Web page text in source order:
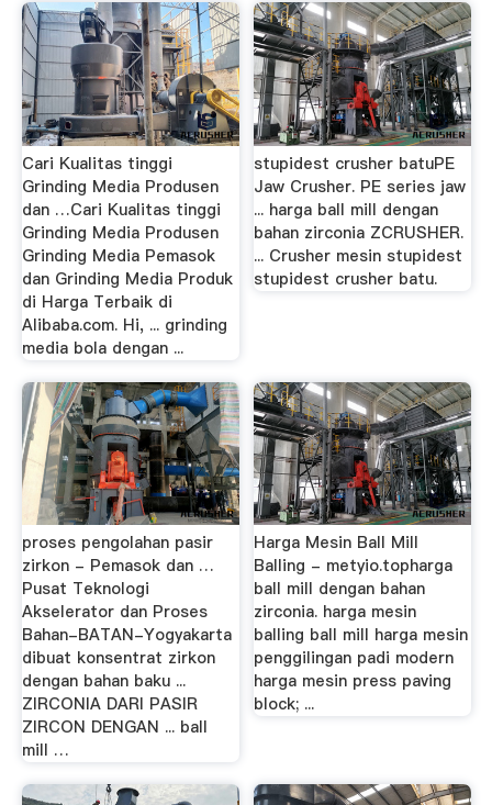
Cari Kualitas tinggi
Grinding Media Produsen
dan …Cari Kualitas tinggi
Grinding Media Produsen
Grinding Media Pemasok
dan Grinding Media Produk
di Harga Terbaik di
Alibaba.com. Hi, ... grinding
media bola dengan ...
stupidest crusher batuPE
Jaw Crusher. PE series jaw
... harga ball mill dengan
bahan zirconia ZCRUSHER.
... Crusher mesin stupidest
stupidest crusher batu.
proses pengolahan pasir
zirkon - Pemasok dan …
Pusat Teknologi
Akselerator dan Proses
Bahan-BATAN-Yogyakarta
dibuat konsentrat zirkon
dengan bahan baku ...
ZIRCONIA DARI PASIR
ZIRCON DENGAN ... ball
mill …
Harga Mesin Ball Mill
Balling - metyio.topharga
ball mill dengan bahan
zirconia. harga mesin
balling ball mill harga mesin
penggilingan padi modern
harga mesin press paving
block; ...